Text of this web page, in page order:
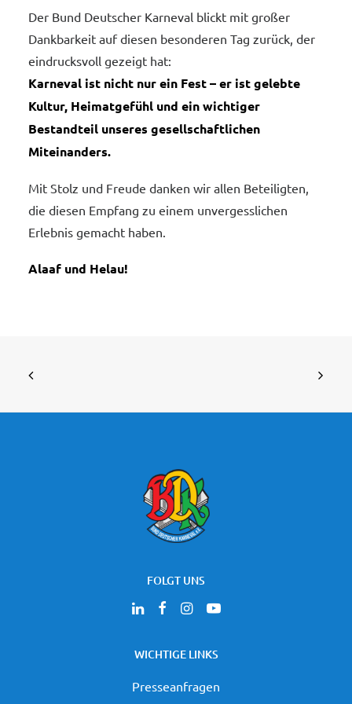
Der Bund Deutscher Karneval blickt mit großer
Dankbarkeit auf diesen besonderen Tag zurück, der
eindrucksvoll gezeigt hat:
Karneval ist nicht nur ein Fest – er ist gelebte
Kultur, Heimatgefühl und ein wichtiger
Bestandteil unseres gesellschaftlichen
Miteinanders.
Mit Stolz und Freude danken wir allen Beteiligten,
die diesen Empfang zu einem unvergesslichen
Erlebnis gemacht haben.
Alaaf und Helau!
FOLGT UNS
WICHTIGE LINKS
Presseanfragen